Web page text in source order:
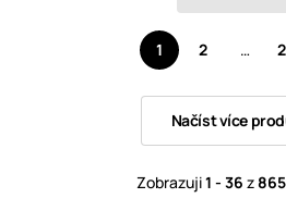
1 2 …
Načíst více
Zobrazuji1 - 36 z865